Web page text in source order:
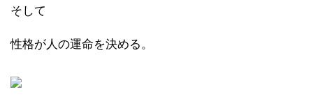
そして
性格が人の運命を決める。